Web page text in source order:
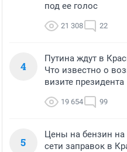
под ее голос
21 308 22
4
Путина ждут в
Что известно о
визите президента
19 654 99
5
Цены на бензин на
сети заправок в